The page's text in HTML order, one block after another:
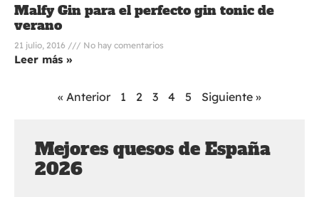
Malfy Gin para el perfecto gin tonic de
verano
21 julio, 2016 No hay comentarios
Leer más »
« Anterior 1 2 3 4 5 Siguiente »
Mejores quesos de España
2026